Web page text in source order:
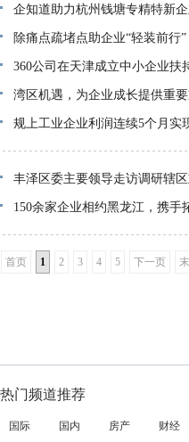
企知道助力杭州钱塘专精特新
除痛点疏堵点助企业“轻装前行”
360公司在天津成立中小企业扶
湾区机遇，为企业成长提供重
规上工业企业利润连续5个月实
丰泽区委主要领导走访调研辖
150余家企业相约黑龙江，携手
首页 1 2 3 4 5 下一页
热门频道推荐
国际 国内 房产 财经